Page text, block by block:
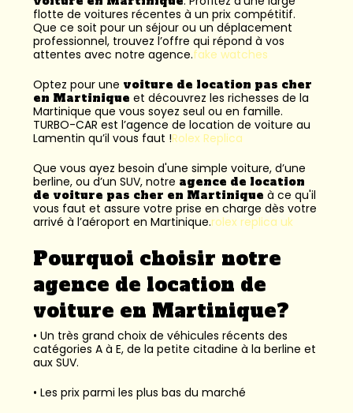
flotte de voitures récentes à un prix compétitif.
Que ce soit pour un séjour ou un déplacement
professionnel, trouvez l’offre qui répond à vos
attentes avec notre agence.fake watches
Optez pour une voiture de location pas cher
en Martinique et découvrez les richesses de la
Martinique que vous soyez seul ou en famille.
TURBO-CAR est l’agence de location de voiture au
Lamentin qu’il vous faut !Rolex Replica
Que vous ayez besoin d'une simple voiture, d’une
berline, ou d’un SUV, notre agence de location
de voiture pas cher en Martinique à ce qu'il
vous faut et assure votre prise en charge dès votre
arrivé à l’aéroport en Martinique.rolex replica uk
Pourquoi choisir notre
agence de location de
voiture en Martinique?
• Un très grand choix de véhicules récents des
catégories A à E, de la petite citadine à la berline et
aux SUV.
• Les prix parmi les plus bas du marché